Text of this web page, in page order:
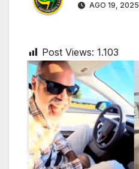
AGO 19, 2025
Post Views: 1.103